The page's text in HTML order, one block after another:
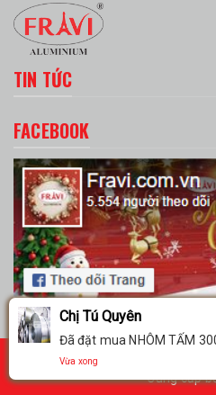
TIN TỨC
FACEBOOK
© Bản quyền thuộc về TẬP
Cung cấp
Chị Tú Quyên
Đã đặt mua NHÔM TẤM
Vừa xong